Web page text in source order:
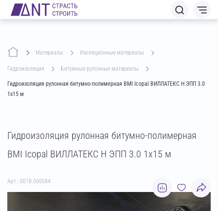
Материалы изоляционные материалы
гидроизоляция битумные рулонные материалы
Гидроизоляция рулонная битумно-полимерная BMI Icopal ВИЛЛАТЕКС Н ЭПП 3.0
1х15 м
Гидроизоляция рулонная битумно-полимерная
BMI Icopal ВИЛЛАТЕКС Н ЭПП 3.0 1х15 м
Арт.: 0018.000084